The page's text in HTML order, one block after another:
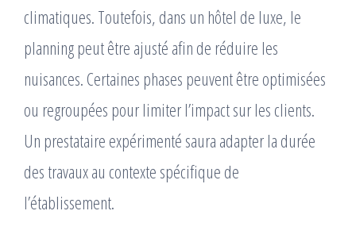
climatiques. Toutefois, dans un hôtel de luxe, le
planning peut être ajusté afin de réduire les
nuisances. Certaines phases peuvent être optimisées
ou regroupées pour limiter l’impact sur les clients.
Un prestataire expérimenté saura adapter la durée
des travaux au contexte spécifique de
l’établissement.